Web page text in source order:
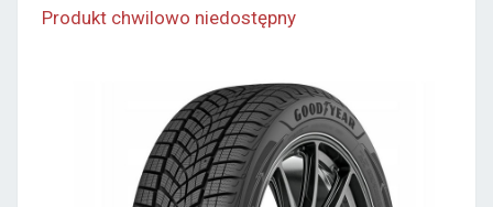
Produkt chwilowo niedostępny